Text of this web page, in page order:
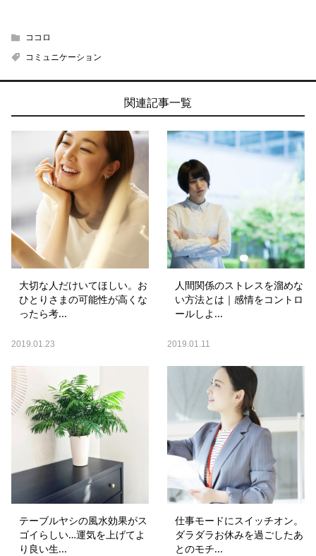
ココロ
コミュニケーション
関連記事一覧
大切な人だけいてほしい。お
ひとりさまの可能性が高くな
ったら考...
2019.01.23
人間関係のストレスを溜めな
い方法とは｜感情をコントロ
ールしよ...
2019.01.11
テーブルヤシの風水効果がス
ゴイらしい…運気を上げてよ
り良い生...
仕事モードにスイッチオン。
ダラダラお休みを過ごしたあ
とのモチ...